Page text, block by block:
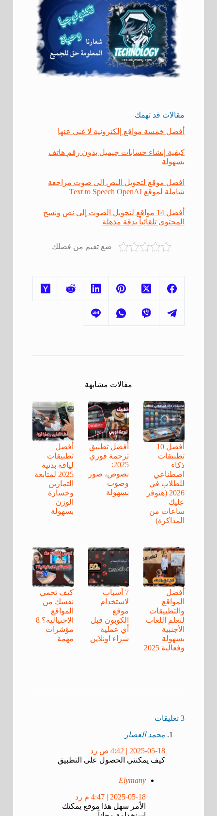
مقالات قد تهمك
أفضل خمسة مواقع إلكترونية لا غنى عنها
كيفية إنشاء حسابات جيميل بدون رقم هاتف
بسهولة
افضل موقع لتحويل النص الى صوت مراجعة
شاملة لموقع Text to Speech OpenAI
أفضل 14 مواقع لتحويل الصوت إلى نص ونسخ
المحتوى تلقائياً بدقة مذهلة
ضع تقيم من فضلك
مقالات مشابهة
أفضل 10
تطبيقات
ذكاء
اصطناعي
للطلاب في
2026 (هتوفر
عليك
ساعات من
المذاكرة)
أفضل تطبيق
ترجمة فوري
2025:
نصوص، صور
وصوت
بسهولة
أفضل
تطبيقات
لياقة بدنية
2025 لمتابعة
التمارين
وخسارة
الوزن
بسهولة
أفضل
المواقع
والتطبيقات
لتعلم اللغات
الأجنبية
بسهولة
وفعالية 2025
7 أسباب
لاستخدام
موقع
الكوبون قبل
أي عملية
شراء اونلاين
كيف تحمي
نفسك من
المواقع
الاحتيالية؟ 8
مؤشرات
مهمة
3 تعليقات
محمد العصار
2025-05-18 | 4:42 ص
رد
كيف يمكنني الحصول على التطبيق
Elymany
2025-05-18 | 4:47 م
رد
الأمر سهل هذا موقع يمكنك